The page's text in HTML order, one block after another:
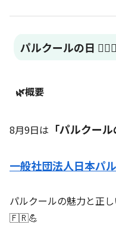
パルクールの日 🏃‍♂️✨
🌿概要
8月9日は 「パルクール
一般社団法人日本パ
パルクールの魅力と正
🇫🇷💪